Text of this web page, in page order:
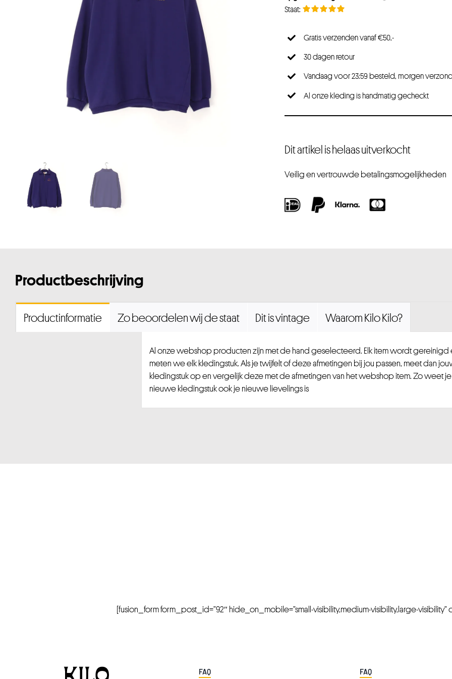
Gratis verzenden vanaf €50,-
30 dagen retour
Vandaag voor 23:59 besteld, morgen
Al onze kleding is handmatig gecheckt
Dit artikel is helaas uitverkocht
Veilig en vertrouwde betalingsmogelijkheden
Productbeschrijving
Productinformatie Zo beoordelen wij de staat Dit is vintage Waarom Kilo Kilo?
Al onze webshop producten zijn met de hand geselecteerd. Elk item wordt gereinigd
meten we elk kledingstuk. Als je twijfelt of deze afmetingen bij jou passen, meet dan
kledingstuk op en vergelijk deze met de afmetingen van het webshop item. Zo weet
nieuwe kledingstuk ook je nieuwe lievelings is
[fusion_form form_post_id=”92″ hide_on_mobile=”small-visibility,medium-visibility,large-visibility”
FAQ FAQ